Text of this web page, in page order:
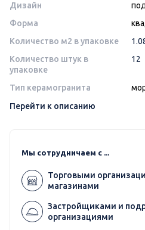
Дизайн
Форма
Количество м2 в упаковке
Количество штук в
упаковке
12
Тип керамогранита
Перейти к описанию
Мы сотрудничаем с ...
Торговыми
магазинами
Застройщиками и
организациями